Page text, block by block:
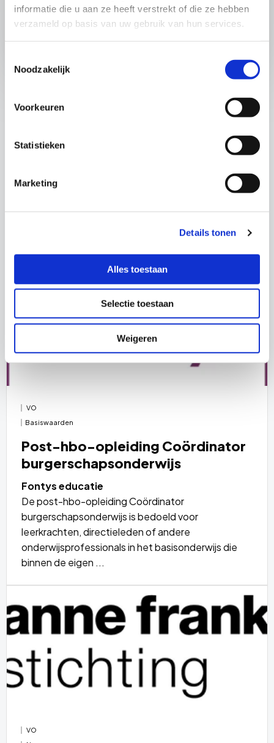
informatie die u aan ze heeft verstrekt of die ze hebben
verzameld op basis van uw gebruik van hun services.
Noodzakelijk
Voorkeuren
Statistieken
Marketing
Details tonen
Alles toestaan
Selectie toestaan
Weigeren
Type
Staat jouw professionaliseringsaanbod niet op
dan onderstaand formulier in. Datum gebonden
communicatie@ expertisepuntburgerschap.nl.
Aanbod toevoegen
VO
Basiswaarden
Post-hbo-opleiding Coördinator
burgerschapsonderwijs
Fontys educatie
De post-hbo-opleiding Coördinator
burgerschapsonderwijs is bedoeld voor
leerkrachten, directieleden of andere
onderwijsprofessionals in het basisonderwijs die
binnen de eigen ...
meer
over
VO